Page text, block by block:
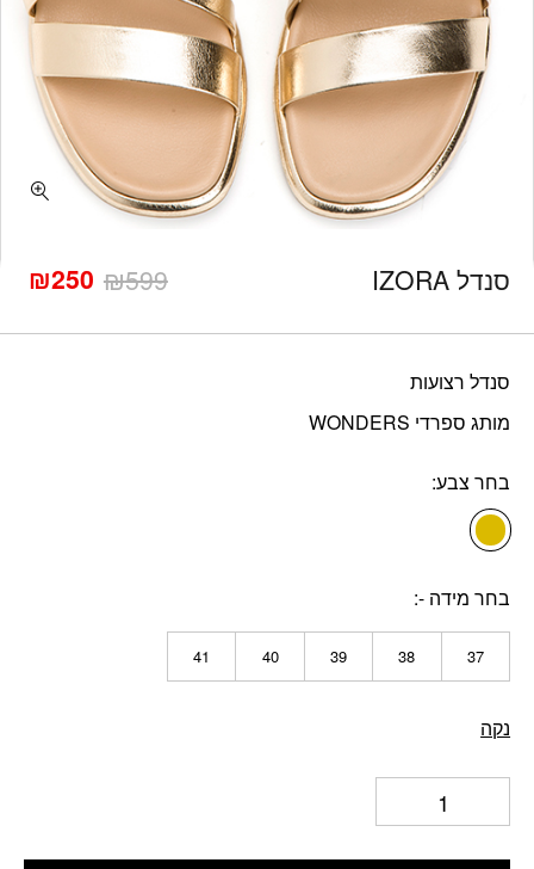
סנדל IZORA ₪599
המחיר
המקורי
₪250 המחיר
הנוכחי
סנדל רצועות
מותג ספרדי WONDERS
בחר צבע
בחר מידה -
37
38
39
40
41
נקה